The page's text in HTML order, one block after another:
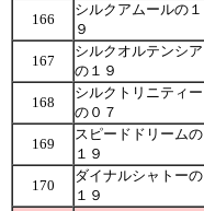
166
シルクアムールの１
９
167
シルクオルテンシア
の１９
168
シルクトリニティー
の０７
169
スピードドリームの
１９
170
ダイナルシャトーの
１９